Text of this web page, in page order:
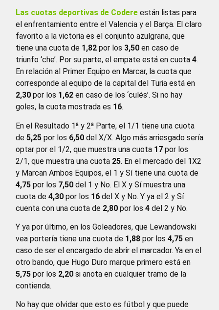
Las cuotas deportivas de Codere están listas para
el enfrentamiento entre el Valencia y el Barça. El claro
favorito a la victoria es el conjunto azulgrana, que
tiene una cuota de 1,82 por los 3,50 en caso de
triunfo ‘che’. Por su parte, el empate está en cuota 4.
En relación al Primer Equipo en Marcar, la cuota que
corresponde al equipo de la capital del Turia está en
2,30 por los 1,62 en caso de los ‘culés’. Si no hay
goles, la cuota mostrada es 16.
En el Resultado 1ª y 2ª Parte, el 1/1 tiene una cuota
de 5,25 por los 6,50 del X/X. Algo más arriesgado sería
optar por el 1/2, que muestra una cuota 17 por los
2/1, que muestra una cuota 25. En el mercado del 1X2
y Marcan Ambos Equipos, el 1 y Sí tiene una cuota de
4,75 por los 7,50 del 1 y No. El X y Sí muestra una
cuota de 4,30 por los 16 del X y No. Y ya el 2 y Sí
cuenta con una cuota de 2,80 por los 4 del 2 y No.
Y ya por último, en los Goleadores, que Lewandowski
vea portería tiene una cuota de 1,88 por los 4,75 en
caso de ser el encargado de abrir el marcador. Ya en el
otro bando, que Hugo Duro marque primero está en
5,75 por los 2,20 si anota en cualquier tramo de la
contienda.
No hay que olvidar que esto es fútbol y que puede